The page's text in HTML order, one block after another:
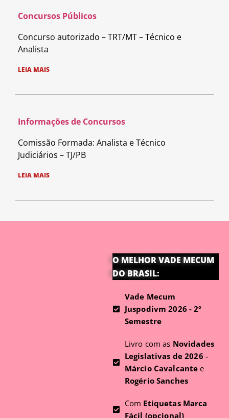
Concursos Públicos
Concurso autorizado – TRT/MT – Técnico e
Analista
LEIA MAIS
Informações de Concursos
Comissão Formada: Analista e Técnico
Judiciários – TJ/PB
LEIA MAIS
O MELHOR VADE MECUM
DO BRASIL:
Vade Mecum
Juspodivm 2026 - 2º
Semestre
Livro com as Novidades
Legislativas de 2026 -
Márcio Cavalcante e
Rogério Sanches
Com Etiquetas Marca
Fácil (opcional)